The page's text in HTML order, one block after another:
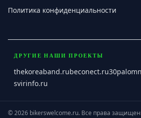
Политика конфиденциальности
ДРУГИЕ НАШИ ПРОЕКТЫ
thekoreaband.rubeconect.ru
svirinfo.ru
©2026 bikerswelcome.ru. Все права